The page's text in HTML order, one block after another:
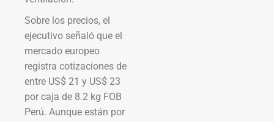
Sobre los precios, el
ejecutivo señaló que el
mercado europeo
registra cotizaciones de
entre US$ 21 y US$ 23
por caja de 8.2 kg FOB
Perú. Aunque están por